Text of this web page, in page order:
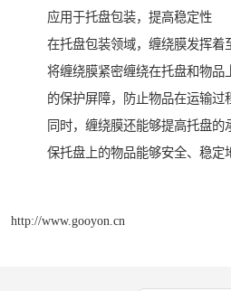
应用于托盘包装，提高稳定性
在托盘包装领域，缠绕膜发挥着
将缠绕膜紧密缠绕在托盘和物品
的保护屏障，防止物品在运输过
同时，缠绕膜还能够提高托盘的
保托盘上的物品能够安全、稳定
http://www.gooyon.cn